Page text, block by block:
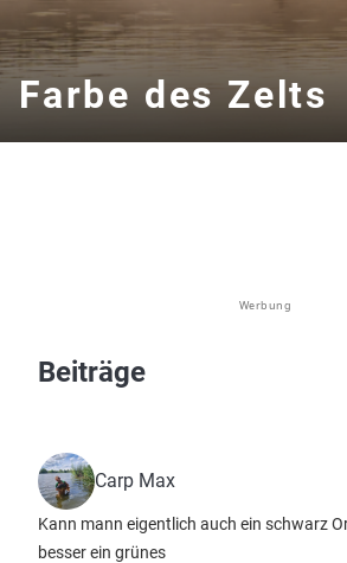
Farbe des Zelts
Werbung
Beiträge
Carp Max
Kann mann eigentlich auch ein schwarz
besser ein grünes